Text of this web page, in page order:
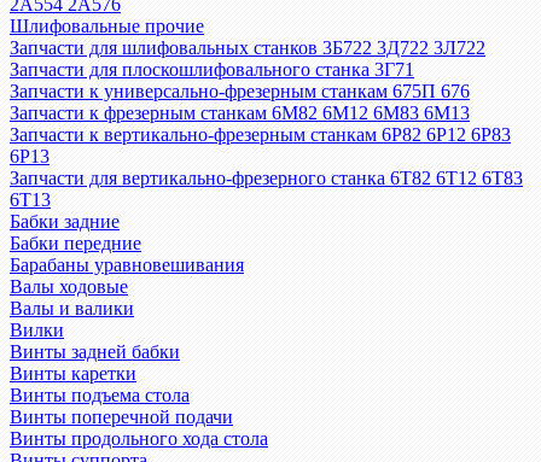
2А554 2А576
Шлифовальные прочие
Запчасти для шлифовальных станков 3Б722 3Д722 3Л722
Запчасти для плоскошлифовального станка 3Г71
Запчасти к универсально-фрезерным станкам 675П 676
Запчасти к фрезерным станкам 6М82 6М12 6М83 6М13
Запчасти к вертикально-фрезерным станкам 6Р82 6Р12 6Р83
6Р13
Запчасти для вертикально-фрезерного станка 6Т82 6Т12 6Т83
6Т13
Бабки задние
Бабки передние
Барабаны уравновешивания
Валы ходовые
Валы и валики
Вилки
Винты задней бабки
Винты каретки
Винты подъема стола
Винты поперечной подачи
Винты продольного хода стола